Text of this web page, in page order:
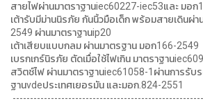
สายไฟผ่านมาตราฐานiec60227-iec53และ มอก
เต้ารับมีม่านนิรภัย กันนิ้วมือเด็ก พร้อมสายเดินผ่
2549 ผ่านมาตราฐานip20
เต้าเสียบแบบกลม ผ่านมาตรฐาน มอก166-2549
เบรกเกร์นิรภัย ตัดเมื่อใช้ไฟเกิน มาตราฐาน
สวิตช์ไฟ ผ่านมาตราฐานiec61058-1ผ่านการรับ
ฐานvdeประเทศเยอรมัน และมอก.824-2551